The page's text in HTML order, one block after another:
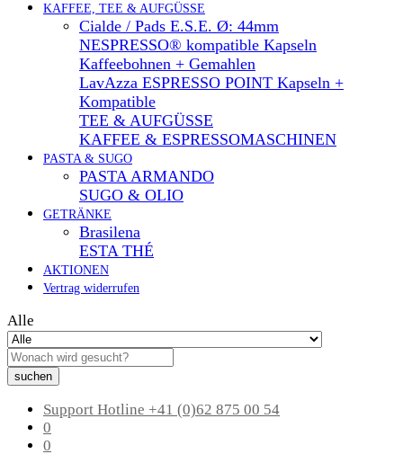
KAFFEE, TEE & AUFGÜSSE
Cialde / Pads E.S.E. Ø: 44mm
NESPRESSO® kompatible Kapseln
Kaffeebohnen + Gemahlen
LavAzza ESPRESSO POINT Kapseln +
Kompatible
TEE & AUFGÜSSE
KAFFEE & ESPRESSOMASCHINEN
PASTA & SUGO
PASTA ARMANDO
SUGO & OLIO
GETRÄNKE
Brasilena
ESTA THÉ
AKTIONEN
Vertrag widerrufen
Alle
suchen
Support Hotline +41 (0)62 875 00 54
0
0